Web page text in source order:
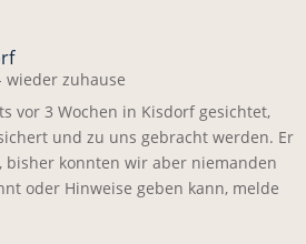
wieder zuhause
vor 3 Wochen in Kisdorf gesichtet,
und zu uns gebracht werden. Er
konnten wir aber niemanden
oder Hinweise geben kann, melde